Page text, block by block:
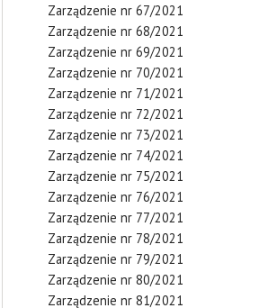
Zarządzenie nr 67/2021
Zarządzenie nr 68/2021
Zarządzenie nr 69/2021
Zarządzenie nr 70/2021
Zarządzenie nr 71/2021
Zarządzenie nr 72/2021
Zarządzenie nr 73/2021
Zarządzenie nr 74/2021
Zarządzenie nr 75/2021
Zarządzenie nr 76/2021
Zarządzenie nr 77/2021
Zarządzenie nr 78/2021
Zarządzenie nr 79/2021
Zarządzenie nr 80/2021
Zarządzenie nr 81/2021